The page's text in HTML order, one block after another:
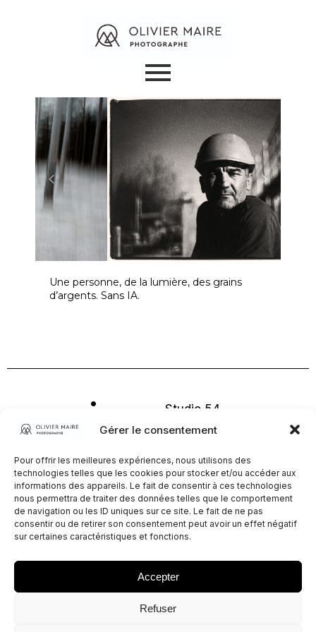
Gérer le consentement
Pour offrir les meilleures expériences, nous utilisons des
technologies telles que les cookies pour stocker et/ou accéder aux
informations des appareils. Le fait de consentir à ces technologies
nous permettra de traiter des données telles que le comportement
de navigation ou les ID uniques sur ce site. Le fait de ne pas
consentir ou de retirer son consentement peut avoir un effet négatif
sur certaines caractéristiques et fonctions.
Accepter
Refuser
Une personne, de la lumière, des grains
d’argents. Sans IA.
omaire
raphe
Studio 54
Sàrl
Bramois
54
1967
Bramois
+41 79
752 41 74
©
Copyright